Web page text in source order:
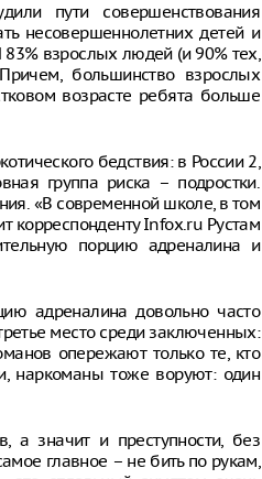
пути совершенствования
несовершеннолетних детей и
взрослых людей (и 90% тех,
большинство взрослых
возрасте ребята больше
бедствия: в России 2,
группа риска – подростки.
«В современной школе, в том
корреспонденту Infox.ru Рустам
порцию адреналина и
адреналина довольно часто
место среди заключенных:
опережают только те, кто
наркоманы тоже воруют: один
а значит и преступности, без
главное – не бить по рукам,